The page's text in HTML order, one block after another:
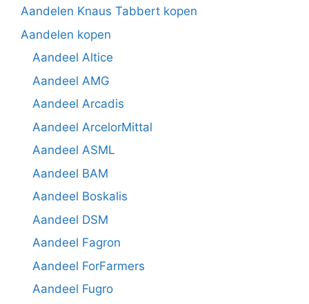
Aandelen Knaus Tabbert kopen
Aandelen kopen
Aandeel Altice
Aandeel AMG
Aandeel Arcadis
Aandeel ArcelorMittal
Aandeel ASML
Aandeel BAM
Aandeel Boskalis
Aandeel DSM
Aandeel Fagron
Aandeel ForFarmers
Aandeel Fugro